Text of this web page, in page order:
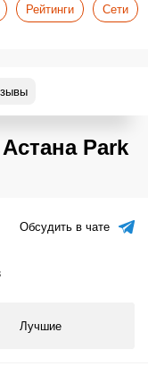
Рейтинги Сети
Park
Обсудить в чате
Лучшие